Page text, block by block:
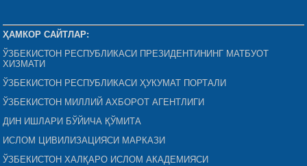
ҲАМКОР САЙТЛАР:
ЎЗБЕКИСТОН РЕСПУБЛИКАСИ ПРЕЗИДЕНТИНИНГ МАТБУОТ
ХИЗМАТИ
ЎЗБЕКИСТОН РЕСПУБЛИКАСИ ҲУКУМАТ ПОРТАЛИ
ЎЗБЕКИСТОН МИЛЛИЙ АХБОРОТ АГЕНТЛИГИ
ДИН ИШЛАРИ БЎЙИЧА ҚЎМИТА
ИСЛОМ ЦИВИЛИЗАЦИЯСИ МАРКАЗИ
ЎЗБЕКИСТОН ХАЛҚАРО ИСЛОМ АКАДЕМИЯСИ